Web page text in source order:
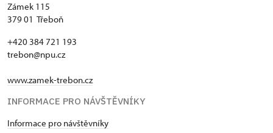
Zámek 115
379 01 Třeboň
+420 384 721 193
trebon@npu.cz
www.zamek-trebon.cz
INFORMACE PRO NÁVŠTĚVNÍKY
Informace pro návštěvníky